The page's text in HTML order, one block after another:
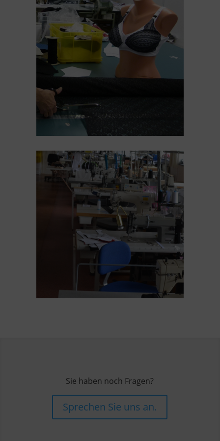
Sie haben noch Fragen?
Sprechen Sie uns an.